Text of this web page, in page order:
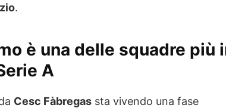
.
è una delle squadre più
A
Cesc Fàbregas sta vivendo una fase